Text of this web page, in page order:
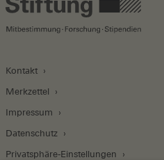
Kontakt
Merkzettel
Impressum
Datenschutz
Privatsphäre-Einstellungen